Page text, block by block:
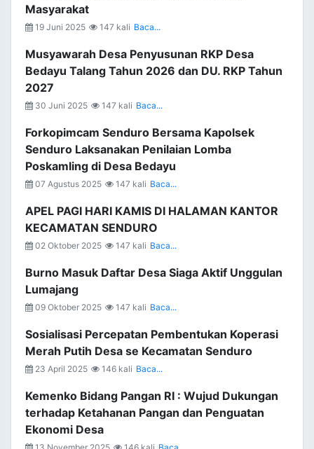
Masyarakat
19 Juni 2025 147 kali Baca...
Musyawarah Desa Penyusunan RKP Desa
Bedayu Talang Tahun 2026 dan DU. RKP Tahun
2027
30 Juni 2025 147 kali Baca...
Forkopimcam Senduro Bersama Kapolsek
Senduro Laksanakan Penilaian Lomba
Poskamling di Desa Bedayu
07 Agustus 2025 147 kali Baca...
APEL PAGI HARI KAMIS DI HALAMAN KANTOR
KECAMATAN SENDURO
02 Oktober 2025 147 kali Baca...
Burno Masuk Daftar Desa Siaga Aktif Unggulan
Lumajang
09 Oktober 2025 147 kali Baca...
Sosialisasi Percepatan Pembentukan Koperasi
Merah Putih Desa se Kecamatan Senduro
23 April 2025 146 kali Baca...
Kemenko Bidang Pangan RI : Wujud Dukungan
terhadap Ketahanan Pangan dan Penguatan
Ekonomi Desa